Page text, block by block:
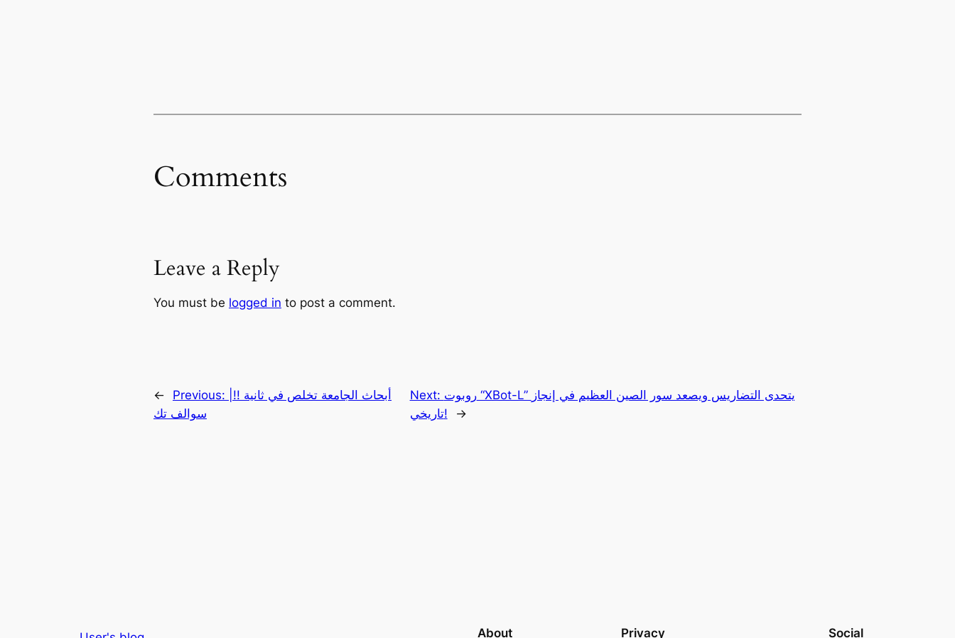
Comments
Leave a Reply
You must be logged in to post a comment.
← Previous:
أبحاث الجامعة تخلص في ثانية !!|
سوالف تك
Next: روبوت “XBot-L” يتحدى التضاريس ويصعد سور الصين العظيم في إنجاز
تاريخي!
→
About Privacy Social